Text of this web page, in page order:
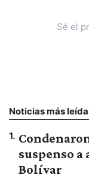
Sé el
Noticias más
1.
suspenso a
Bolívar